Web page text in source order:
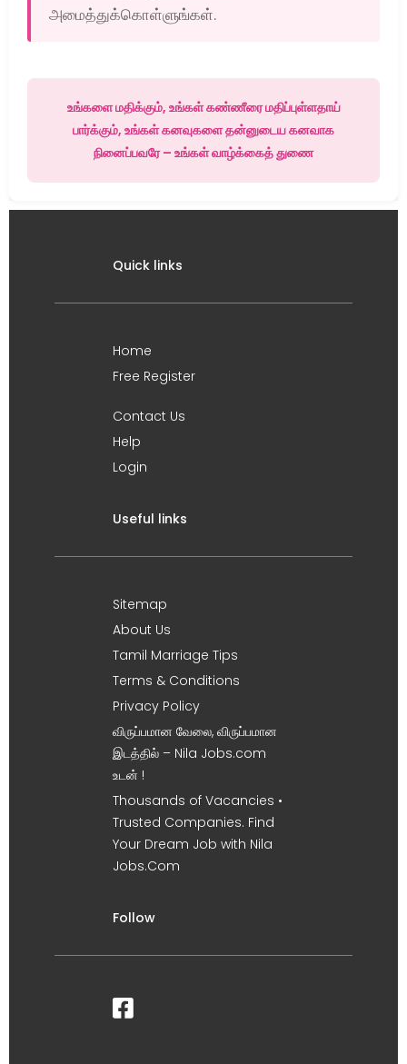
அமைத்துக்கொள்ளுங்கள்.
உங்களை மதிக்கும், உங்கள் கண்ணீரை மதிப்புள்ளதாய்
பார்க்கும், உங்கள் கனவுகளை தன்னுடைய கனவாக
நினைப்பவரே – உங்கள் வாழ்க்கைத் துணை
Quick links
Home
Free Register
Contact Us
Help
Login
Useful links
Sitemap
About Us
Tamil Marriage Tips
Terms & Conditions
Privacy Policy
விருப்பமான வேலை, விருப்பமான
இடத்தில் – Nila Jobs.com
உடன் !
Thousands of Vacancies •
Trusted Companies. Find
Your Dream Job with Nila
Jobs.Com
Follow